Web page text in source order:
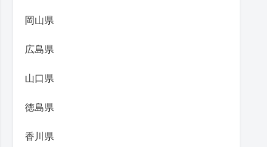
岡山県
広島県
山口県
徳島県
香川県